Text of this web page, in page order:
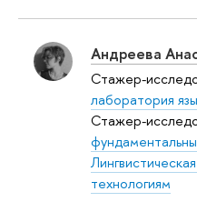
Андреева
Стажер-
лаборатория
Стажер-
технологиям